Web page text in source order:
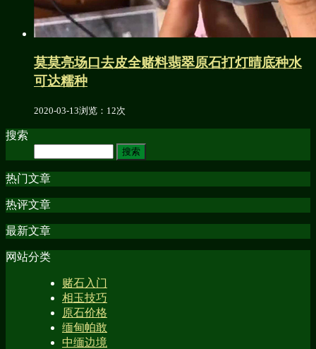
莫莫亮场口去皮全赌料翡翠原石打灯晴底种水
可达糯种
2020-03-13浏览：12次
搜索
热门文章
热评文章
最新文章
网站分类
赌石入门
相玉技巧
原石价格
缅甸帕敢
中缅边境